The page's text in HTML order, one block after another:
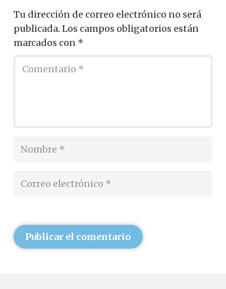
Tu dirección de correo electrónico no será
publicada. Los campos obligatorios están
marcados con *
Publicar el comentario